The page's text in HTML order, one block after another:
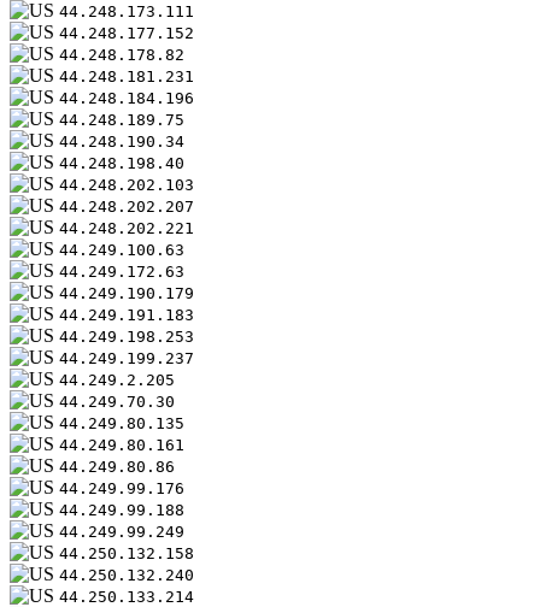
44.248.173.111
44.248.177.152
44.248.178.82
44.248.181.231
44.248.184.196
44.248.189.75
44.248.190.34
44.248.198.40
44.248.202.103
44.248.202.207
44.248.202.221
44.249.100.63
44.249.172.63
44.249.190.179
44.249.191.183
44.249.198.253
44.249.199.237
44.249.2.205
44.249.70.30
44.249.80.135
44.249.80.161
44.249.80.86
44.249.99.176
44.249.99.188
44.249.99.249
44.250.132.158
44.250.132.240
44.250.133.214